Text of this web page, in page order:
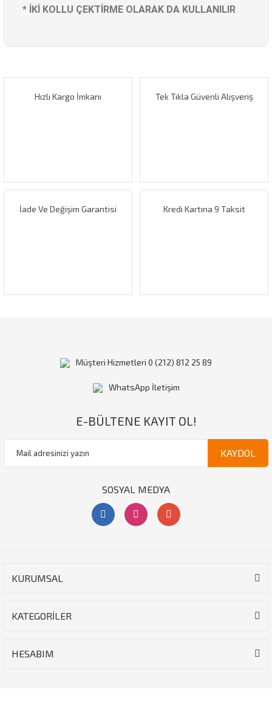
* İKİ KOLLU ÇEKTİRME OLARAK DA KULLANILIR
Görüş ve önerileriniz için teşekkür ederiz.
Hızlı Kargo İmkanı Tek Tıkla Güvenli Alışveriş
İade Ve Değişim Garantisi Kredi Kartına 9 Taksit
KURUMSAL
KATEGORİLER
HESABIM
Müşteri Hizmetleri 0 (212) 812 25 89
WhatsApp İletişim
E-BÜLTENE KAYIT OL!
KAYDOL
SOSYAL MEDYA